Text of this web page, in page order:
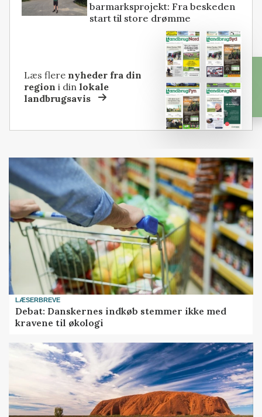
barmarksprojekt: Fra beskeden
start til store drømme
Læs flere nyheder fra din
region i dinlokale
landbrugsavis
LÆSERBREVE
Debat: Danskernes indkøb stemmer ikke med
kravene til økologi